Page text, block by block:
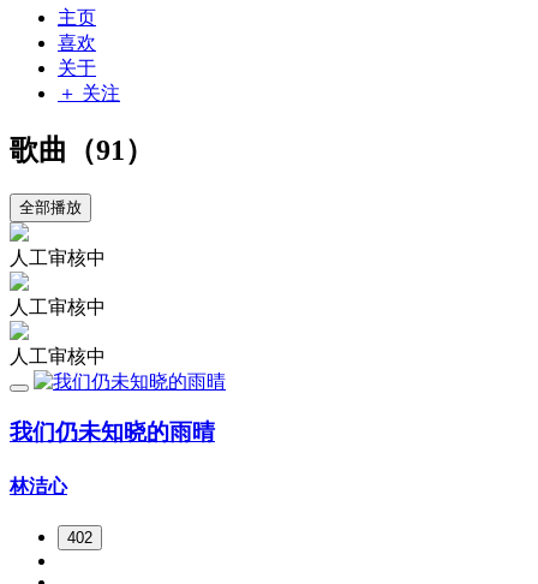
主页
喜欢
关于
＋ 关注
歌曲（91）
全部播放
人工审核中
人工审核中
人工审核中
我们仍未知晓的雨晴
林洁心
402